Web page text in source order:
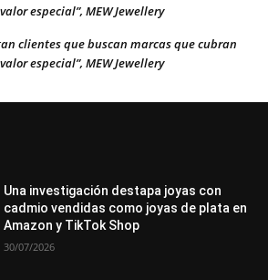
especial”, MEW Jewellery
clientes que buscan marcas que cubran
especial”, MEW Jewellery
Una investigación destapa joyas con
cadmio vendidas como joyas de plata en
Amazon y TikTok Shop
30/07/2026